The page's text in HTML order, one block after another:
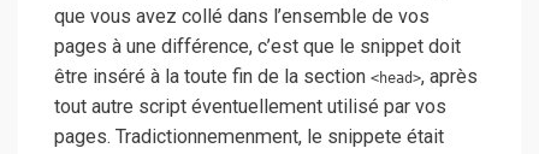
que vous avez collé dans l’ensemble de vos
pages à une différence, c’est que le snippet doit
être inséré à la toute fin de la section <head>, après
tout autre script éventuellement utilisé par vos
pages. Tradictionnemenment, le snippete était